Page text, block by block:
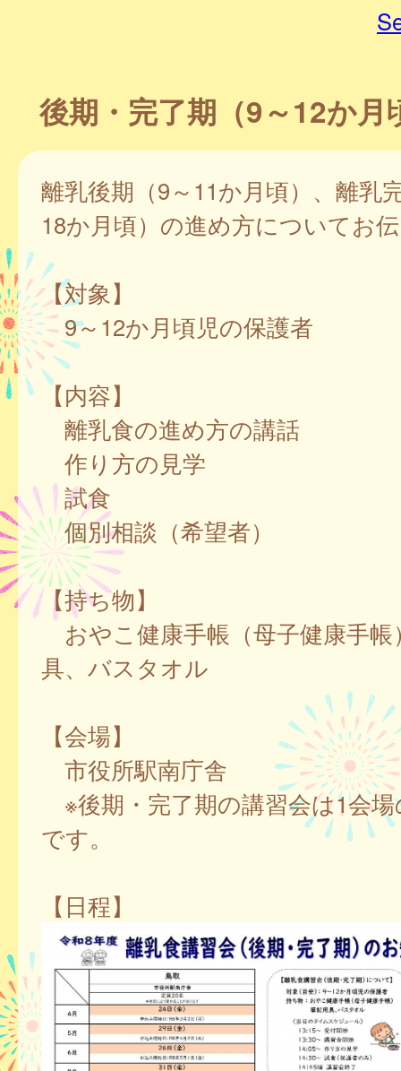
後期・完了期（9～12か月
離乳後期（9～11か月頃）、離乳
18か月頃）の進め方についてお
【対象】
9～12か月頃児の保護者
【内容】
離乳食の進め方の講話
作り方の見学
試食
個別相談（希望者）
【持ち物】
おやこ健康手帳（母子健康手帳
具、バスタオル
【会場】
市役所駅南庁舎
※後期・完了期の講習会は1会
です。
【日程】